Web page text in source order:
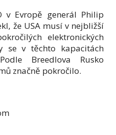
v Evropě generál Philip
že USA musí v nejbližší
elektronických
se v těchto kapacitách
Breedlova Rusko
značně pokročilo.